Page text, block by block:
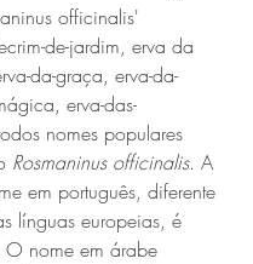
officinalis'
de-jardim, erva da
da-graça, erva-da-
erva-das-
nomes populares
Rosmaninus officinalis. A
em português, diferente
línguas europeias, é
O nome em árabe